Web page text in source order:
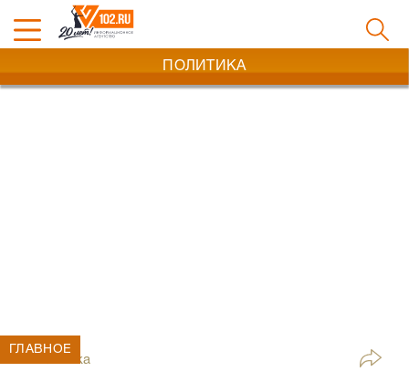
ПОЛИТИКА
Политика
ГЛАВНОЕ